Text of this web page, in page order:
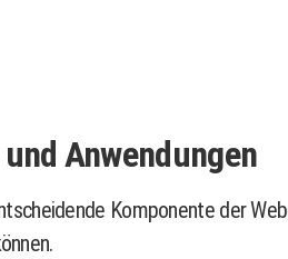
Anwendungen
Komponente der